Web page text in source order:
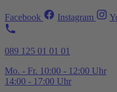
Facebook Instagram
089 125 01 01 01
Mo. - Fr. 10:00 - 12:00 Uhr
14:00 - 17:00 Uhr